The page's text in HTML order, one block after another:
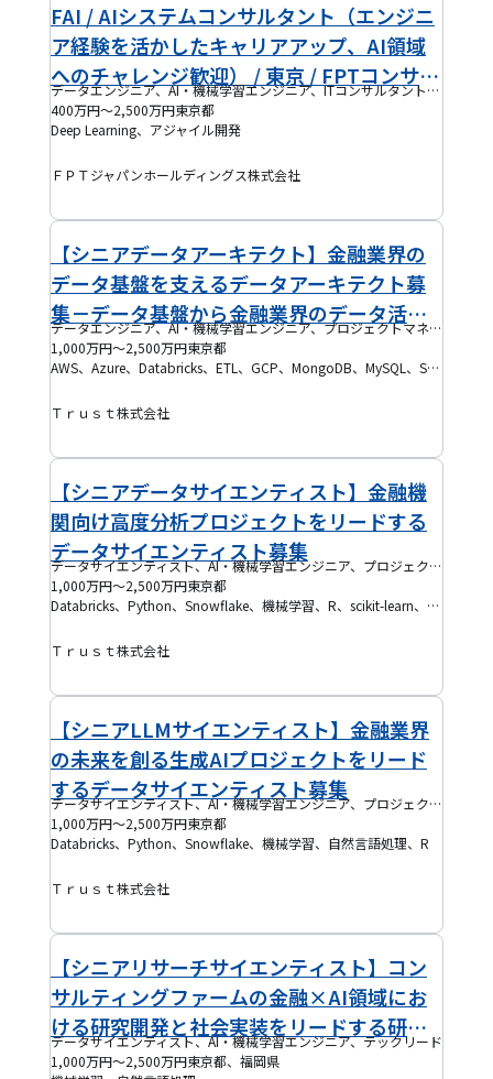
FAI / AIシステムコンサルタント（エンジニ
ア経験を活かしたキャリアアップ、AI領域
へのチャレンジ歓迎） / 東京 / FPTコンサル
ティングジャパン
データエンジニア、AI・機械学習エンジニア、ITコンサルタント、クラウドエンジニア、フルスタックエンジニア
400万円～2,500万円東京都
Deep Learning、アジャイル開発
ＦＰＴジャパンホールディングス株式会社
【シニアデータアーキテクト】金融業界の
データ基盤を支えるデータアーキテクト募
集－データ基盤から金融業界のデータ活用
を変革しませんか？
データエンジニア、AI・機械学習エンジニア、プロジェクトマネージャー(PM)、データベースエンジニア、テックリード
1,000万円～2,500万円東京都
AWS、Azure、Databricks、ETL、GCP、MongoDB、MySQL、Snowflake、機械学習、SQL
Ｔｒｕｓｔ株式会社
【シニアデータサイエンティスト】金融機
関向け高度分析プロジェクトをリードする
データサイエンティスト募集
データサイエンティスト、AI・機械学習エンジニア、プロジェクトマネージャー(PM)、PMO、テックリード
1,000万円～2,500万円東京都
Databricks、Python、Snowflake、機械学習、R、scikit-learn、SQL
Ｔｒｕｓｔ株式会社
【シニアLLMサイエンティスト】金融業界
の未来を創る生成AIプロジェクトをリード
するデータサイエンティスト募集
データサイエンティスト、AI・機械学習エンジニア、プロジェクトマネージャー(PM)、テックリード
1,000万円～2,500万円東京都
Databricks、Python、Snowflake、機械学習、自然言語処理、R
Ｔｒｕｓｔ株式会社
【シニアリサーチサイエンティスト】コン
サルティングファームの金融×AI領域にお
ける研究開発と社会実装をリードする研究
者募集
データサイエンティスト、AI・機械学習エンジニア、テックリード
1,000万円～2,500万円東京都、福岡県